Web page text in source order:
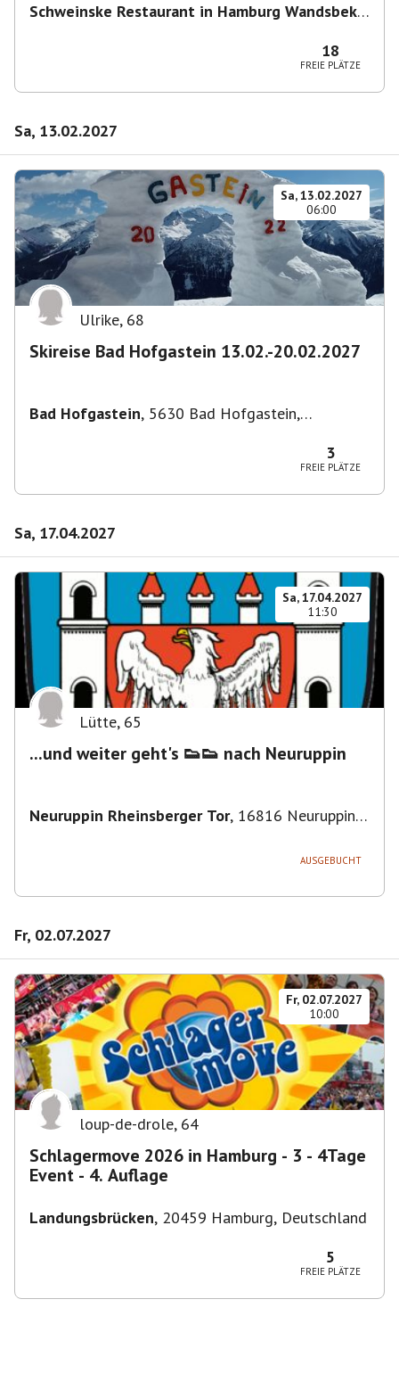
Schweinske Restaurant in Hamburg Wandsbek -
18
FREIE PLÄTZE
Sa, 13.02.2027
Sa, 13.02.2027
06:00
Ulrike, 68
Skireise Bad Hofgastein 13.02.-20.02.2027
Bad Hofgastein, 5630 Bad Hofgastein,
3
FREIE PLÄTZE
Sa, 17.04.2027
Sa, 17.04.2027
11:30
Lütte, 65
...und weiter geht's 👟👟 nach Neuruppin
Neuruppin Rheinsberger Tor, 16816 Neuruppin,
AUSGEBUCHT
Fr, 02.07.2027
Fr, 02.07.2027
10:00
loup-de-drole, 64
Schlagermove 2026 in Hamburg - 3 - 4Tage
Event - 4. Auflage
Landungsbrücken, 20459 Hamburg, Deutschland
5
FREIE PLÄTZE